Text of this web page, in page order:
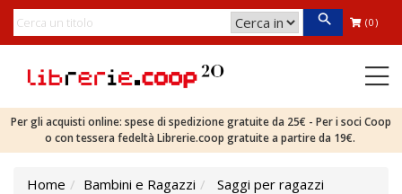
(0)
Per gli acquisti online: spese di spedizione gratuite da 25€ - Per i soci Coop
o con tessera fedeltà Librerie.coop gratuite a partire da 19€.
Home Bambini e Ragazzi
Saggi per ragazzi